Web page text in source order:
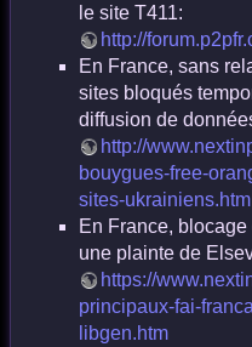
le site T411:
http://
En France, sans
sites bloqués
diffusion de
http://
bouygues-free-
sites-ukrainiens.htm
En France,
une plainte de
https://
principaux-fai-
libgen.htm